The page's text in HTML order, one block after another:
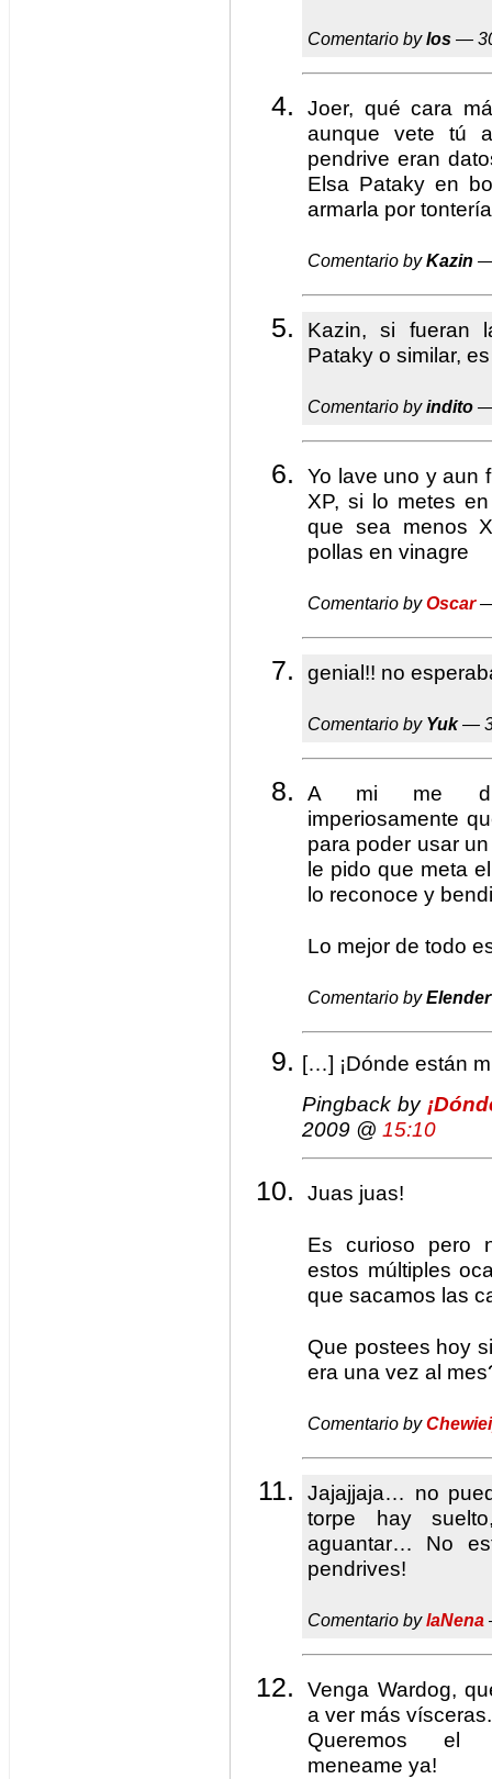
Comentario bylos —
Joer, qué cara
aunque vete tú
pendrive eran
Elsa Pataky en
armarla por
Comentario byKazin —
Kazin, si fueran
Pataky o similar,
Comentario byindito —
Yo lave uno y aun
XP, si lo metes
que sea menos
pollas en vinagre
Comentario byOscar—
genial!! no
Comentario by Yuk—
A mi me
imperiosamente
para poder usar
le pido que meta
lo reconoce y
Lo mejor de todo
Comentario byElender
[…] ¡Dónde están
Pingback by
2009 @ 15:10
Juas juas!
Es curioso pero
estos múltiples
que sacamos las
Que postees hoy
era una vez al
Comentario by
Jajajjaja… no
torpe hay
aguantar… No
pendrives!
Comentario bylaNena
Venga Wardog,
a ver más vísceras.
Queremos el
meneame ya!